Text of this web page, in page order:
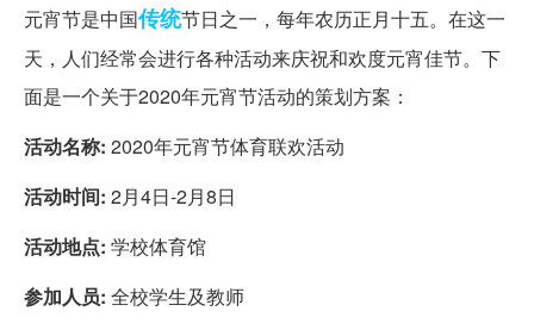
元宵节是中国传统节日之一，每年农历正月十五。在这一
天，人们经常会进行各种活动来庆祝和欢度元宵佳节。下
面是一个关于2020年元宵节活动的策划方案：
活动名称: 2020年元宵节体育联欢活动
活动时间: 2月4日-2月8日
活动地点: 学校体育馆
参加人员: 全校学生及教师